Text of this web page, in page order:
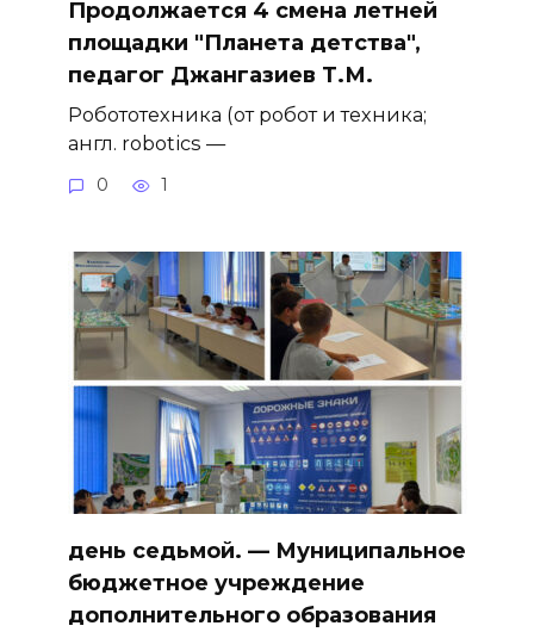
Продолжается 4 смена летней
площадки "Планета детства",
педагог Джангазиев Т.М.
Робототехника (от робот и техника;
англ. robotics —
0 1
день седьмой. — Муниципальное
бюджетное учреждение
дополнительного образования